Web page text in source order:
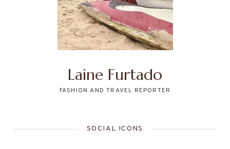
Laine Furtado
FASHION AND TRAVEL REPORTER
SOCIAL ICONS